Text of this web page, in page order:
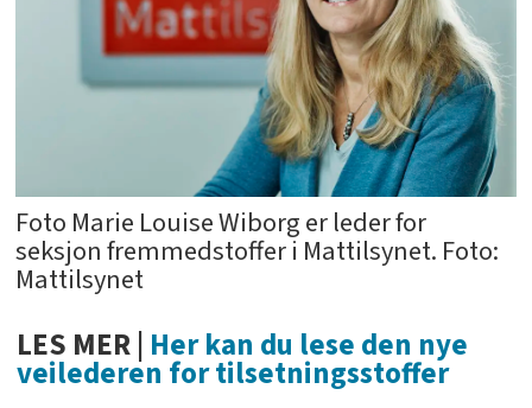
Foto Marie Louise Wiborg er leder for
seksjon fremmedstoffer i Mattilsynet. Foto:
Mattilsynet
LES MER | Her kan du lese den nye
veilederen for tilsetningsstoffer